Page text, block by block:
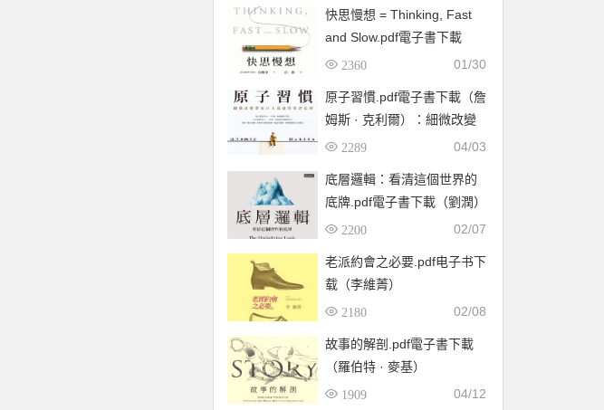
快思慢想 = Thinking, Fast
and Slow.pdf電子書下載
（康納曼 (Daniel
2360 01/30
原子習慣.pdf電子書下載（詹
姆斯 · 克利爾）：細微改變
帶來巨大成就的實證法則
2289 04/03
底層邏輯：看清這個世界的
底牌.pdf電子書下載（劉潤）
2200 02/07
老派約會之必要.pdf电子书下
载（李維菁）
2180 02/08
故事的解剖.pdf電子書下載
（羅伯特 · 麥基）
1909 04/12